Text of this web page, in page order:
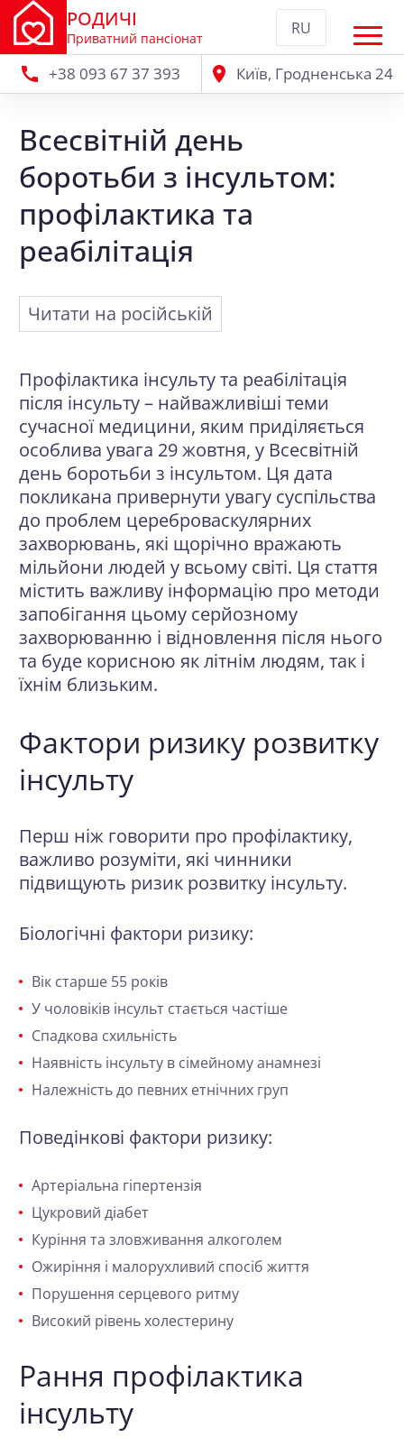
РОДИЧІ
Приватний пансіонат
RU
+38 093 67 37 393 Київ, Гродненська 24
Всесвітній день
боротьби з інсультом:
профілактика та
реабілітація
Читати на російській
Профілактика інсульту та реабілітація
після інсульту – найважливіші теми
сучасної медицини, яким приділяється
особлива увага 29 жовтня, у Всесвітній
день боротьби з інсультом. Ця дата
покликана привернути увагу суспільства
до проблем цереброваскулярних
захворювань, які щорічно вражають
мільйони людей у всьому світі. Ця стаття
містить важливу інформацію про методи
запобігання цьому серйозному
захворюванню і відновлення після нього
та буде корисною як літнім людям, так і
їхнім близьким.
Фактори ризику розвитку
інсульту
Перш ніж говорити про профілактику,
важливо розуміти, які чинники
підвищують ризик розвитку інсульту.
Біологічні фактори ризику:
Вік старше 55 років
У чоловіків інсульт стається частіше
Спадкова схильність
Наявність інсульту в сімейному анамнезі
Належність до певних етнічних груп
Поведінкові фактори ризику:
Артеріальна гіпертензія
Цукровий діабет
Куріння та зловживання алкоголем
Ожиріння і малорухливий спосіб життя
Порушення серцевого ритму
Високий рівень холестерину
Рання профілактика
інсульту